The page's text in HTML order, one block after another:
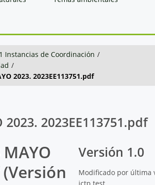
Instancias de Coordinación /
/
2023. 2023EE113751.pdf
2023. 2023EE113751.pdf
MAYO
(Versión
Versión 1.0
Modificado por última
jctp test